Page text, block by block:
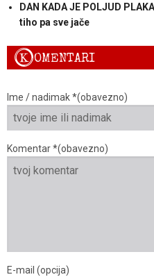
DAN KADA JE POLJUD
tiho pa sve jače
KOMENTARI
Ime / nadimak *(obavezno)
Komentar *(obavezno)
E-mail (opcija)